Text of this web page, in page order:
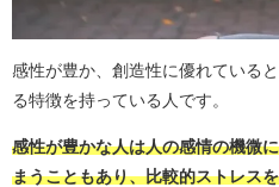
感性が豊か、創造性に優れている
る特徴を持っている人です。
感性が豊かな人は人の感情の機微
まうこともあり、比較的ストレス